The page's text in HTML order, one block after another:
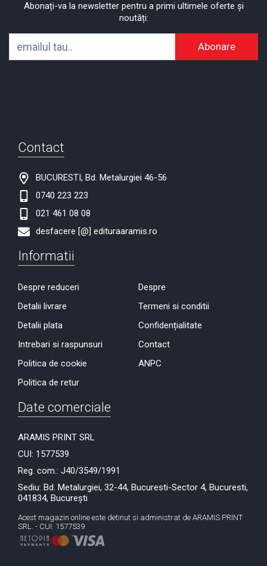
Abonați-va la newsletter pentru a primi ultimele oferte și
noutăți:
Abonare
Contact
BUCURESTI, Bd. Metalurgiei 46-56
0740 223 223
021 461 08 08
desfacere [@] edituraaramis.ro
Informatii
Despre reduceri
Detalii livrare
Detalii plata
Intrebari si raspunsuri
Politica de cookie
Politica de retur
Despre
Termeni si conditii
Confidențialitate
Contact
ANPC
Date comerciale
ARAMIS PRINT SRL
CUI: 1577539
Reg. com.: J40/3549/1991
Sediu: Bd. Metalurgiei, 32-44, Bucuresti-Sector 4, Bucuresti,
041834, București
Acest magazin online este detinut si administrat de ARAMIS PRINT
SRL. - CUI: 1577539